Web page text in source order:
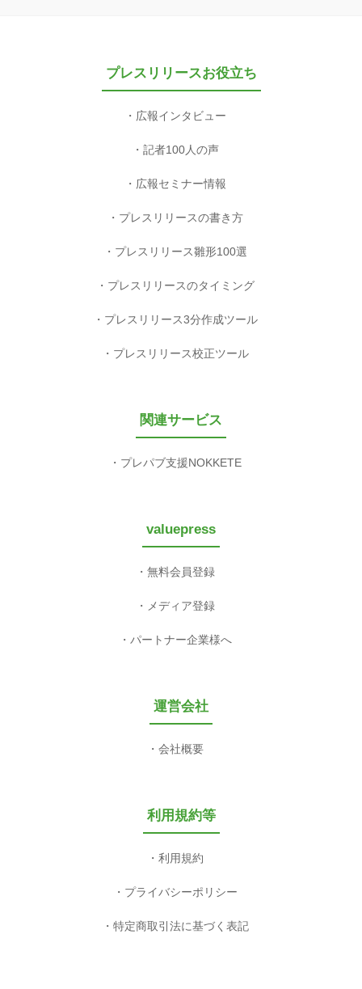
プレスリリースお役立ち
広報インタビュー
記者100人の声
広報セミナー情報
プレスリリースの書き方
プレスリリース雛形100選
プレスリリースのタイミング
プレスリリース3分作成ツール
プレスリリース校正ツール
関連サービス
プレパブ支援NOKKETE
valuepress
無料会員登録
メディア登録
パートナー企業様へ
運営会社
会社概要
利用規約等
利用規約
プライバシーポリシー
特定商取引法に基づく表記